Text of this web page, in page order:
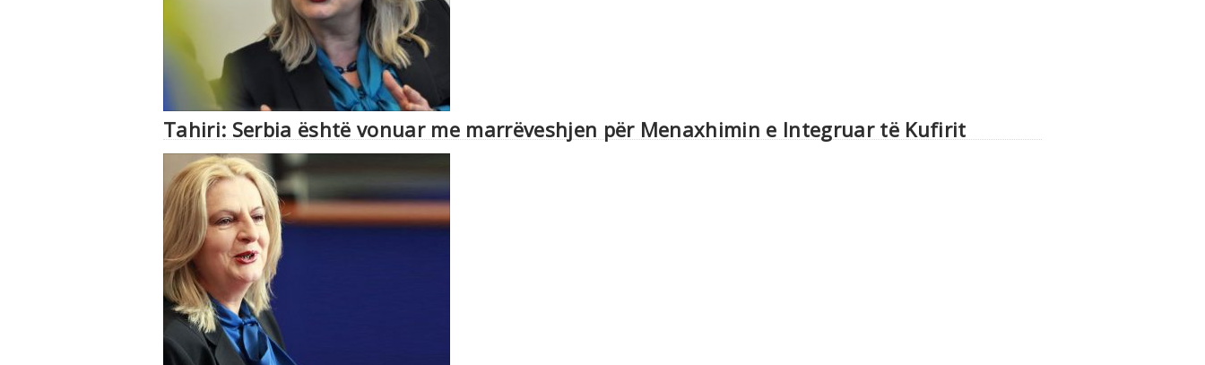
Tahiri: Serbia është vonuar me marrëveshjen për Menaxhimin e Integruar të Kufirit